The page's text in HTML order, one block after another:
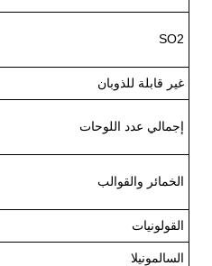
SO2
غير قابلة للذوبان
إجمالي عدد اللوحات
الخمائر والقوالب
القولونيات
السالمونيلا